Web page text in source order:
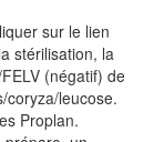
sur le lien
stérilisation, la
(négatif) de
coryza/leucose.
Proplan.